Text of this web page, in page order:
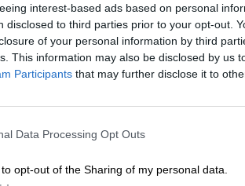
interest-based ads based on personal
disclosed to third parties prior to your opt-out.
of your personal information by third
This information may also be disclosed by us
Participants that may further disclose it to
Data Processing Opt Outs
opt-out of the Sharing of my personal data.
Viajar es medicina
ansiedad y la depresión